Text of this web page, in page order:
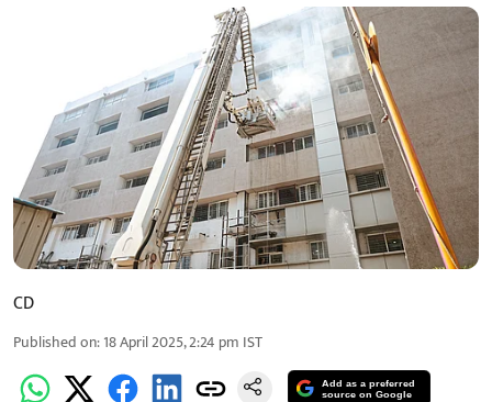
CD
Published on:18 April 2025, 2:24 pm IST
Add as a preferred
source on Google